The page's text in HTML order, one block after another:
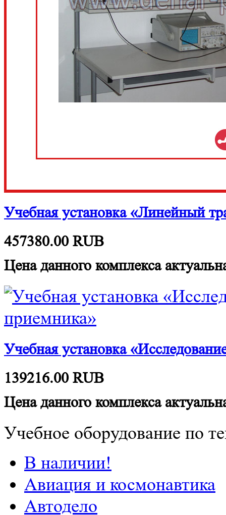
Учебная установка «Линейный
457380.00RUB
Цена данного комплекса
Учебная установка
139216.00RUB
Цена данного комплекса
Учебное оборудование по
В наличии!
Авиация и космонавтика
Автодело